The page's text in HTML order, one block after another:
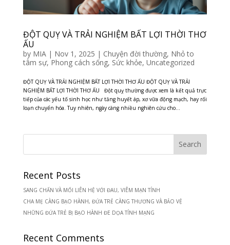
ĐỘT QUỴ VÀ TRẢI NGHIỆM BẤT LỢI THỜI THƠ
ẤU
by MIA| Nov 1, 2025 | Chuyện đời thường, Nhỏ to
tâm sự, Phong cách sống, Sức khỏe, Uncategorized
ĐỘT QUỴ VÀ TRẢI NGHIỆM BẤT LỢI THỜI THƠ ẤU ĐỘT QUỴ VÀ TRẢI
NGHIỆM BẤT LỢI THỜI THƠ ẤU Đột quỵ thường được xem là kết quả trực
tiếp của các yếu tố sinh học như tăng huyết áp, xơ vữa động mạch, hay rối
loạn chuyển hóa. Tuy nhiên, ngày càng nhiều nghiên cứu cho...
Recent Posts
SANG CHẤN VÀ MỐI LIÊN HỆ VỚI ĐAU, VIÊM MẠN TÍNH
CHA MẸ CÀNG BẠO HÀNH, ĐỨA TRẺ CÀNG THƯƠNG VÀ BẢO VỆ
NHỮNG ĐỨA TRẺ BỊ BẠO HÀNH ĐE DỌA TÍNH MẠNG
Recent Comments